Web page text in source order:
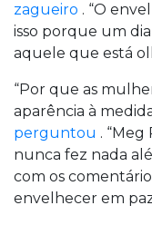
zagueiro . “O
isso porque um
aquele que está
“Por que as
aparência à
perguntou . “Meg
nunca fez nada
com os
envelhecer em